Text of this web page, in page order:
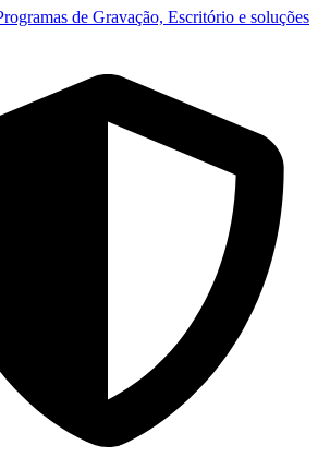
de Gravação, Escritório e soluções